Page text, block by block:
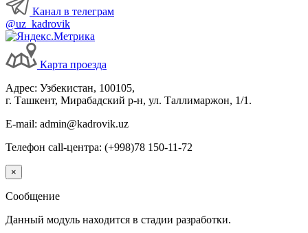
Канал в телеграм
@uz_kadrovik
Карта проезда
Адрес: Узбекистан, 100105,
г. Ташкент, Мирабадский р-н, ул. Таллимаржон, 1/1.
E-mail: admin@kadrovik.uz
Телефон call-центра: (+998)78 150-11-72
×
Сообщение
Данный модуль находится в стадии разработки.